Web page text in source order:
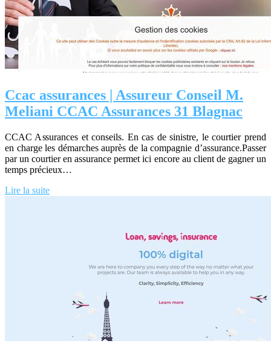
Ccac assurances | Assureur Conseil M.
Meliani CCAC Assurances 31 Blagnac
CCAC Assurances et conseils. En cas de sinistre, le courtier prend
en charge les démarches auprès de la compagnie d’assurance.Passer
par un courtier en assurance permet ici encore au client de gagner un
temps précieux…
Lire la suite